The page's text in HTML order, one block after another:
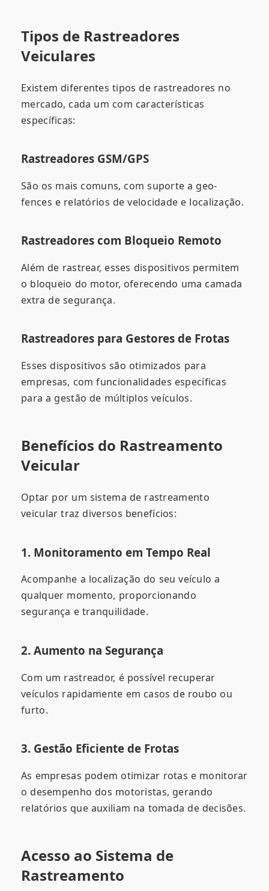
Tipos de Rastreadores
Veiculares
Existem diferentes tipos de rastreadores no
mercado, cada um com características
específicas:
Rastreadores GSM/GPS
São os mais comuns, com suporte a geo-
fences e relatórios de velocidade e localização.
Rastreadores com Bloqueio Remoto
Além de rastrear, esses dispositivos permitem
o bloqueio do motor, oferecendo uma camada
extra de segurança.
Rastreadores para Gestores de Frotas
Esses dispositivos são otimizados para
empresas, com funcionalidades específicas
para a gestão de múltiplos veículos.
Benefícios do Rastreamento
Veicular
Optar por um sistema de rastreamento
veicular traz diversos benefícios:
1. Monitoramento em Tempo Real
Acompanhe a localização do seu veículo a
qualquer momento, proporcionando
segurança e tranquilidade.
2. Aumento na Segurança
Com um rastreador, é possível recuperar
veículos rapidamente em casos de roubo ou
furto.
3. Gestão Eficiente de Frotas
As empresas podem otimizar rotas e monitorar
o desempenho dos motoristas, gerando
relatórios que auxiliam na tomada de decisões.
Acesso ao Sistema de
Rastreamento